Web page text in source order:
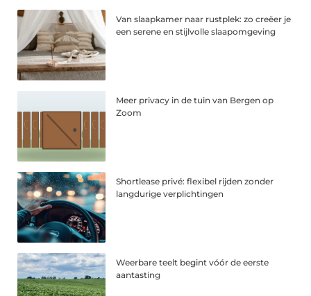
Van slaapkamer naar rustplek: zo creëer je
een serene en stijlvolle slaapomgeving
Meer privacy in de tuin van Bergen op
Zoom
Shortlease privé: flexibel rijden zonder
langdurige verplichtingen
Weerbare teelt begint vóór de eerste
aantasting